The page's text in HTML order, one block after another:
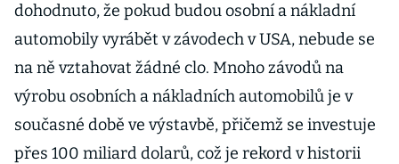
dohodnuto, že pokud budou osobní a nákladní
automobily vyrábět v závodech v USA, nebude se
na ně vztahovat žádné clo. Mnoho závodů na
výrobu osobních a nákladních automobilů je v
současné době ve výstavbě, přičemž se investuje
přes 100 miliard dolarů, což je rekord v historii